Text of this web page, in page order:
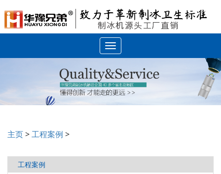
Toggle
navigation
主页>工程案例 >
工程案例